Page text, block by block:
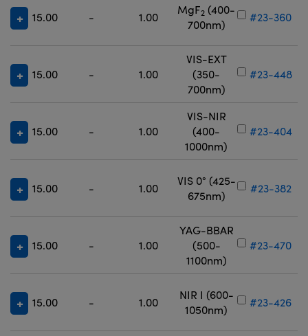
15.00 - 1.00
MgF2 (400-
700nm)
#23-360
15.00 - 1.00
VIS-EXT
(350-
700nm)
#23-448
15.00 - 1.00
VIS-NIR
(400-
1000nm)
#23-404
15.00 - 1.00
VIS 0° (425-
675nm)
#23-382
15.00 - 1.00
YAG-BBAR
(500-
1100nm)
#23-470
15.00 - 1.00
NIR I (600-
1050nm)
#23-426